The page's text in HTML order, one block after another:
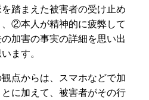
踏まえた被害者の受け止め
②本人が精神的に疲弊して
加害の事実の詳細を思い出
ます。
点からは、スマホなどで加
に加えて、被害者がその行